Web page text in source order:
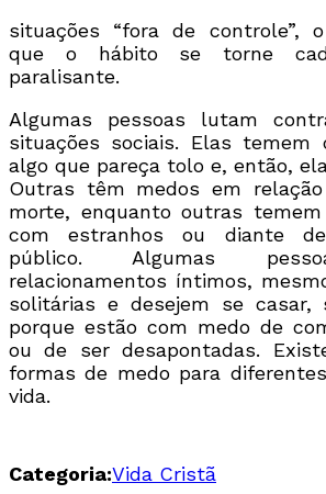
situações “fora de controle”,
que o hábito se torne
paralisante.
Algumas pessoas lutam
situações sociais. Elas temem
algo que pareça tolo e, então,
Outras têm medos em
morte, enquanto outras
com estranhos ou diante
público. Algumas
relacionamentos íntimos,
solitárias e desejem se casar,
porque estão com medo de
ou de ser desapontadas.
formas de medo para
vida.
Categoria:Vida Cristã